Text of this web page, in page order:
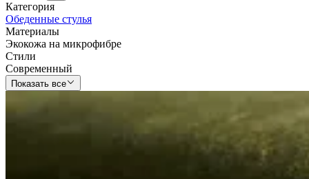
Категория
Обеденные стулья
Материалы
Экокожа на микрофибре
Стили
Современный
Показать все